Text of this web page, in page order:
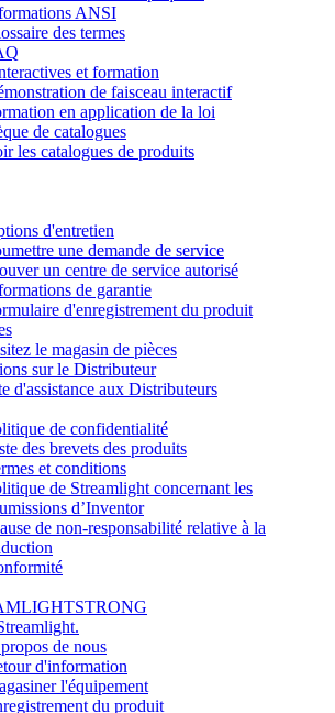
ANSI
des termes
et formation
de faisceau interactif
en application de la loi
de catalogues
les catalogues de produits
d'entretien
une demande de service
un centre de service autorisé
de garantie
d'enregistrement du produit
le magasin de pièces
sur le Distributeur
d'assistance aux Distributeurs
de confidentialité
des brevets des produits
et conditions
de Streamlight concernant les
d’Inventor
de non-responsabilité relative à la
de nous
d'information
l'équipement
du produit